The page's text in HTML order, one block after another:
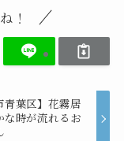
！
青葉区】花霧居
な時が流れるお